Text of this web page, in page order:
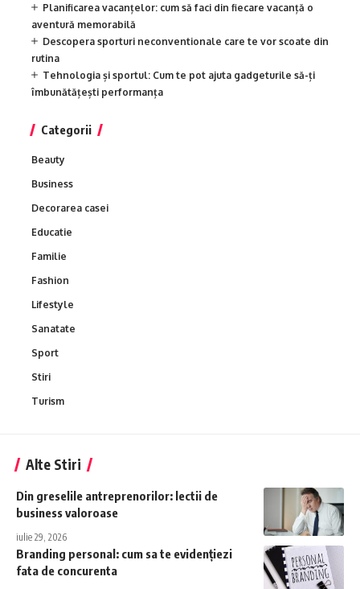
Planificarea vacanțelor: cum să faci din fiecare vacanță o
aventură memorabilă
Descopera sporturi neconventionale care te vor scoate din
rutina
Tehnologia și sportul: Cum te pot ajuta gadgeturile să-ți
îmbunătățești performanța
Categorii
Beauty
Business
Decorarea casei
Educatie
Familie
Fashion
Lifestyle
Sanatate
Sport
Stiri
Turism
Alte Stiri
Din greselile antreprenorilor: lectii de
business valoroase
iulie 29, 2026
Branding personal: cum sa te evidențiezi
fata de concurenta